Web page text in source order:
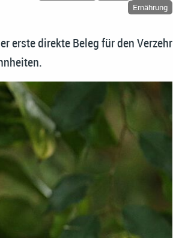
Ernährung
erste direkte Beleg für den Verzehr